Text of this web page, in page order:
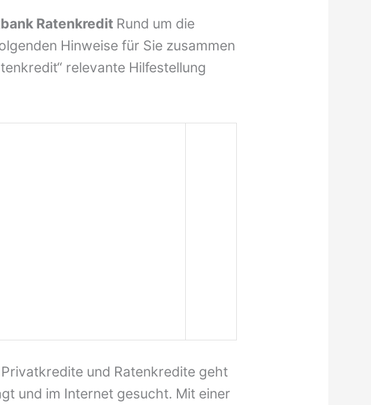
Ratenkredit Rund um die
Hinweise für Sie zusammen
relevante Hilfestellung
und Ratenkredite geht
und im Internet gesucht. Mit einer